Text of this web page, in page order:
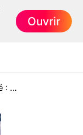
Ouvrir
L'Héritier Retrouvé : La Révélation de Noël ( Doublé )